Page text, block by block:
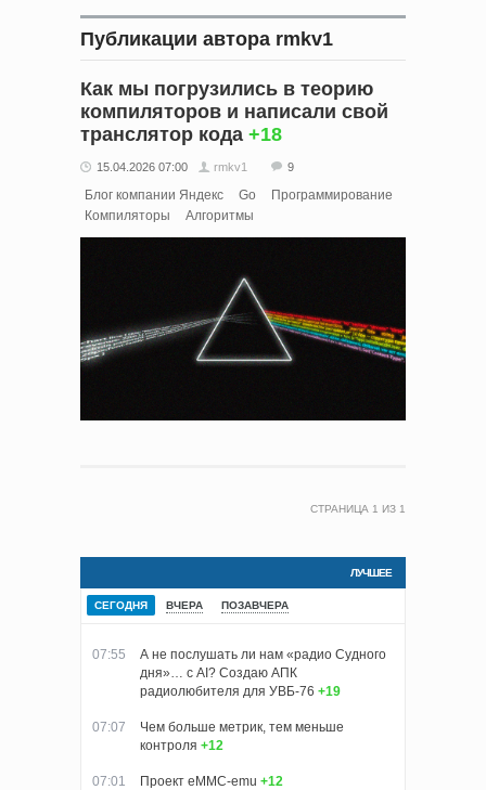
Публикации автора rmkv1
Как мы погрузились в теорию
компиляторов и написали свой
транслятор кода +18
15.04.2026 07:00 rmkv1 9
Блог компании Яндекс Go
Программирование
Компиляторы
Алгоритмы
СТРАНИЦА 1 ИЗ 1
ЛУЧШЕЕ
СЕГОДНЯ ВЧЕРА ПОЗАВЧЕРА
07:55
А не послушать ли нам «радио Судного
дня»… с AI? Создаю АПК
радиолюбителя для УВБ-76 +19
07:07
Чем больше метрик, тем меньше
контроля +12
07:01 Проект eMMC-emu +12